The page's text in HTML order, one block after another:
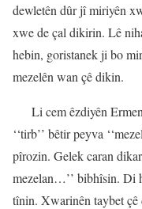
dewletên dûr jî miriyên
xwe de çal dikirin. Lê
hebin, goristanek ji bo
mezelên wan çê dikin.
Li cem êzdiyên
‘‘tirb’’ bêtir peyva
pîrozin. Gelek caran
mezelan…’’ bibhîsin. Di
tînin. Xwarinên taybet